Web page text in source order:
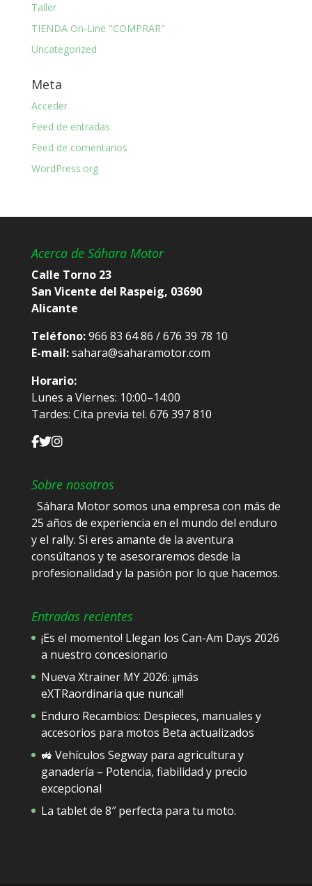
Taller
TIENDA On-Line "COMPRAR"
Uncategorized
Meta
Acceder
Feed de entradas
Feed de comentarios
WordPress.org
Acerca de Sáhara Motor
Calle Torno 23
San Vicente del Raspeig, 03690
Alicante
Teléfono:966 83 64 86 / 676 39 78 10
E-mail:sahara@saharamotor.com
Horario:
Lunes a Viernes: 10:00–14:00
Tardes: Cita previa tel. 676 397 810
Sobre nosotros
Sáhara Motor somos una empresa con más de
25 años de experiencia en el mundo del enduro
y el rally. Si eres amante de la aventura
consúltanos y te asesoraremos desde la
profesionalidad y la pasión por lo que hacemos.
Entradas recientes
¡Es el momento! Llegan los Can-Am Days 2026
a nuestro concesionario
Nueva Xtrainer MY 2026: ¡¡más
eXTRaordinaria que nunca!!
Enduro Recambios: Despieces, manuales y
accesorios para motos Beta actualizados
🚜 Vehículos Segway para agricultura y
ganadería – Potencia, fiabilidad y precio
excepcional
La tablet de 8″ perfecta para tu moto.